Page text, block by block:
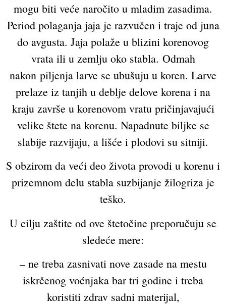
mogu biti veće naročito u mladim zasadima.
Period polaganja jaja je razvučen i traje od juna
do avgusta. Jaja polaže u blizini korenovog
vrata ili u zemlju oko stabla. Odmah
nakon piljenja larve se ubušuju u koren. Larve
prelaze iz tanjih u deblje delove korena i na
kraju završe u korenovom vratu pričinjavajući
velike štete na korenu. Napadnute biljke se
slabije razvijaju, a lišće i plodovi su sitniji.
S obzirom da veći deo života provodi u korenu i
prizemnom delu stabla suzbijanje žilogriza je
teško.
U cilju zaštite od ove štetočine preporučuju se
sledeće mere:
– ne treba zasnivati nove zasade na mestu
iskrčenog voćnjaka bar tri godine i treba
koristiti zdrav sadni materijal,